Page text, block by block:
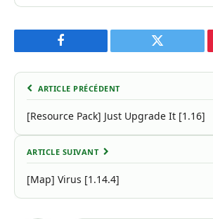
Facebook Twitter
ARTICLE PRÉCÉDENT
[Resource Pack] Just Upgrade It [1.16]
ARTICLE SUIVANT
[Map] Virus [1.14.4]